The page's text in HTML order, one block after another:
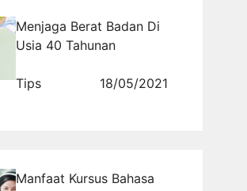
Menjaga Berat Badan Di
Usia 40 Tahunan
Tips 18/05/2021
Manfaat Kursus Bahasa